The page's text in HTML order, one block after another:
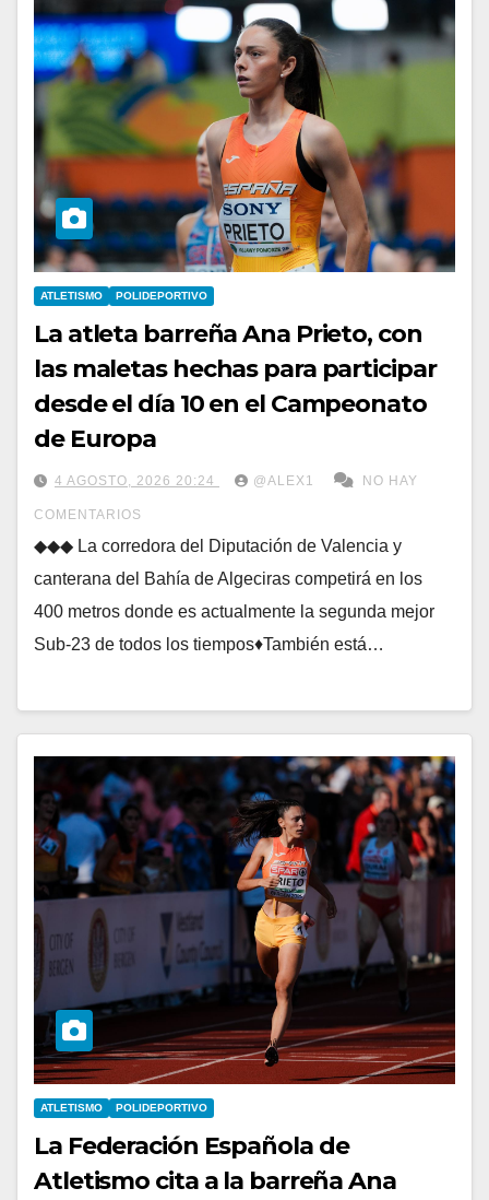
ATLETISMO POLIDEPORTIVO
La atleta barreña Ana Prieto, con
las maletas hechas para participar
desde el día 10 en el Campeonato
de Europa
4 AGOSTO, 2026 20:24 @ALEX1 NO HAY
COMENTARIOS
◆◆◆ La corredora del Diputación de Valencia y
canterana del Bahía de Algeciras competirá en los
400 metros donde es actualmente la segunda mejor
Sub-23 de todos los tiempos♦También está…
ATLETISMO POLIDEPORTIVO
La Federación Española de
Atletismo cita a la barreña Ana